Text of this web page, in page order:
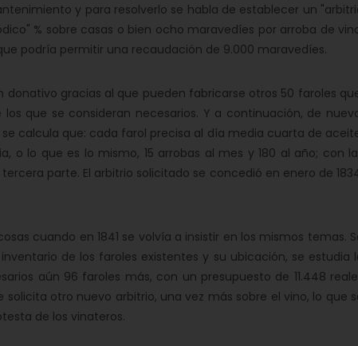
y para resolverlo se habla de establecer un
% sobre casas o bien ocho maravedíes por arroba de
podría permitir una recaudación de 9.000 maravedíes.
donativo gracias al que pueden fabricarse otros 50 faroles
que se consideran necesarios. Y a continuación, de
calcula que: cada farol precisa al día media cuarta de
o lo que es lo mismo, 15 arrobas al mes y 180 al año; con
parte. El arbitrio solicitado se concedió en enero de
cuando en 1841 se volvía a insistir en los mismos temas.
de los faroles existentes y su ubicación, se estudia
aún 96 faroles más, con un presupuesto de 11.448
otro nuevo arbitrio, una vez más sobre el vino, lo que
de los vinateros.